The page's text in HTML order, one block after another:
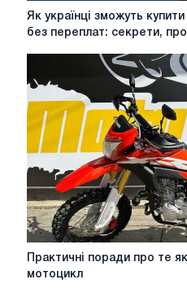
Як
українці
автомобіль
2025
році
без
переплат:
секрети,
про
які
мовчать
Як українці зможуть
без переплат: секрети,
Практичні
Практичні поради про те
мотоцикл